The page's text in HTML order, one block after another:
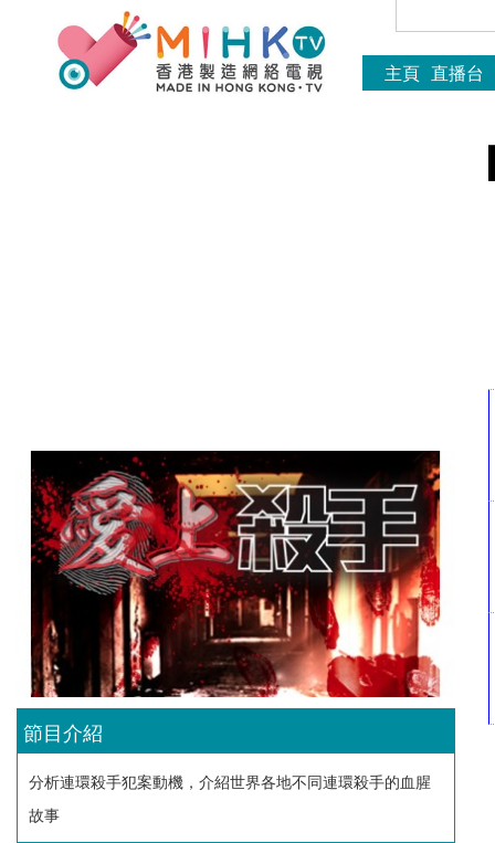
主頁 直播台
節目介紹
分析連環殺手犯案動機，介紹世界各地不同連環殺手的血腥
故事